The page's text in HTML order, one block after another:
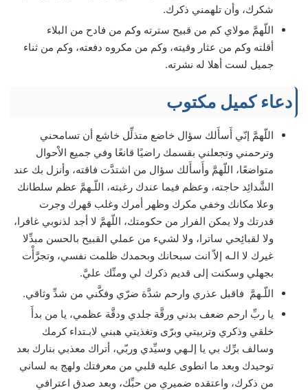
شكرك، وأن تلهمني ذكرك.
اللّهمَّ مولاي كم من قبيح سترته وكم من فادح من البلاء
أقلته وكم من عثار وقيته، وكم من مكروه دفعته، وكم من ثناء
جميل لست أهلا له نشرته.
دعاء كميل مكتوب
اللّهمَّ إنّي أَسأَلك سؤال خاضع متذلِّل خاشع أن تسامحني
وترحمني وتجعلني بقسمك راضيًا قانعًا وفي جميع الاْحوال
متواضعًا، اللّهمَّ وأَسأَلك سؤال من اشتدَّت فاقته، وأنزل بك عند
الشَّدائِد حاجته، وعظم فيما عندك رغبته، اللّـهمَّ عظم سلطانك
وعلا مكانك وخفي مكرك وظهر أمرك وغلب قهرك وجرت
قدرتك ولا يمكن الفرار من حكومتك، اللّهمَّ لا أجد لذنوبي غافرا،
ولا لقبائِحي ساترا، ولا لشيء من عملي القبيح بالحسن مبدِّلا
غيرك لا الـه إلاّ انت سبحانك وبحمدك ظلمت نفسي، وتجرَّأْت
بجهلي وسكنت إلى قديم ذكرك لي ومنِّك عليَّ.
اللّـهمَّ فاقبل عذري وارحم شدَّة ضرّي وفكَّني من شدِّ وثاقي.
يا ربِّ ارحم ضعف بدني ورقَّة جلدي ودقَّة عظمي، يا من بدأَ
خلقي وذكري وتربيتي وبرّى وتغذيتي هبني لابـتداء كرمك
وسالف برِّك بي يا إلـهي وسيِّدي وربّي، أتراك معذبي بنارك بعد
توحيدك وبعد ما انطوى عليه قلبي من معرفتك ولهج به لساني
من ذكرك، واعتقده ضميري من حبِّك، وبعد صدق اعترافي